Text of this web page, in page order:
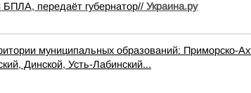
БПЛА, передаёт губернатор// Украина.ру
муниципальных образований: Приморско-
Динской, Усть-Лабинский...